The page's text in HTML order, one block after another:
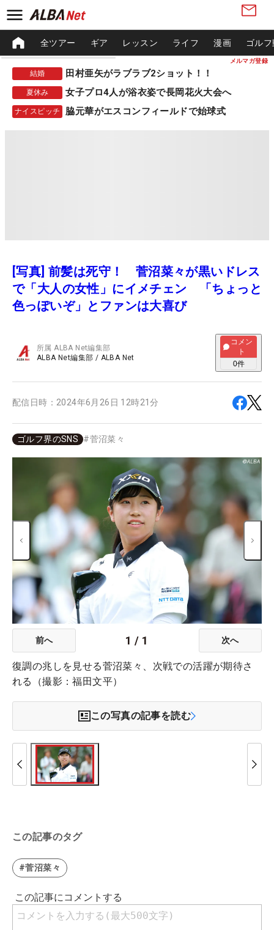
メルマガ登録
全ツアー ギア レッスン ライフ 漫画 ゴル
結婚 田村亜矢がラブラブ2ショット！！
夏休み 女子プロ4人が浴衣姿で長岡花火大会へ
ナイスピッチ 脇元華がエスコンフィールドで始球式
[写真] 前髪は死守！ 菅沼菜々が黒いドレス
で「大人の女性」にイメチェン 「ちょっと
色っぽいぞ」とファンは大喜び
所属ALBA Net編集部
ALBA Net編集部 / ALBA Net
コメン
ト
0件
配信日時： 2024年6月26日 12時21分
ゴルフ界のSNS #菅沼菜々
前へ 1 / 1 次へ
復調の兆しを見せる菅沼菜々、次戦での活躍が期待さ
れる（撮影：福田文平）
この写真の記事を読む
この記事のタグ
#菅沼菜々